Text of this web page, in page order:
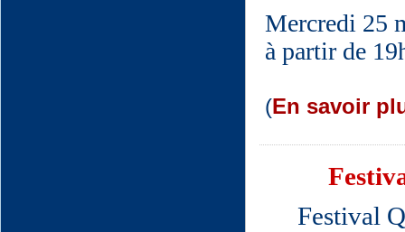
Mercredi 25
à partir de
(En savoir
Festival